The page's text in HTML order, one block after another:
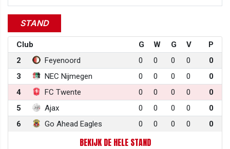
STAND
Club G W G V
P
2
Feyenoord 0 0 0 0
0
3
NEC Nijmegen 0 0 0 0
0
4
FC Twente 0 0 0 0
0
5
Ajax 0 0 0 0
0
6
Go Ahead Eagles 0 0 0 0 0
BEKIJK DE HELE STAND